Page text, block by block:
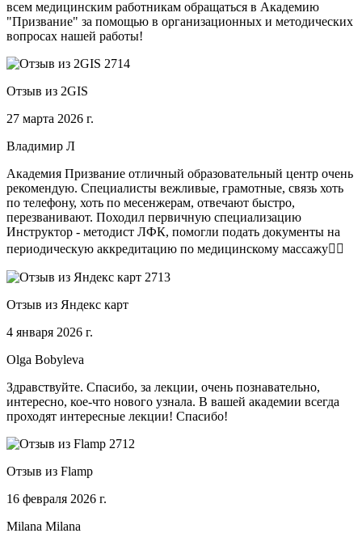
всем медицинским работникам обращаться в Академию
"Призвание" за помощью в организационных и методических
вопросах нашей работы!
Отзыв из 2GIS
27 марта 2026 г.
Владимир Л
Академия Призвание отличный образовательный центр очень
рекомендую. Специалисты вежливые, грамотные, связь хоть
по телефону, хоть по месенжерам, отвечают быстро,
перезванивают. Походил первичную специализацию
Инструктор - методист ЛФК, помогли подать документы на
периодическую аккредитацию по медицинскому массажу🧑‍⚕️
Отзыв из Яндекс карт
4 января 2026 г.
Olga Bobyleva
Здравствуйте. Спасибо, за лекции, очень познавательно,
интересно, кое-что нового узнала. В вашей академии всегда
проходят интересные лекции! Спасибо!
Отзыв из Flamp
16 февраля 2026 г.
Milana Milana